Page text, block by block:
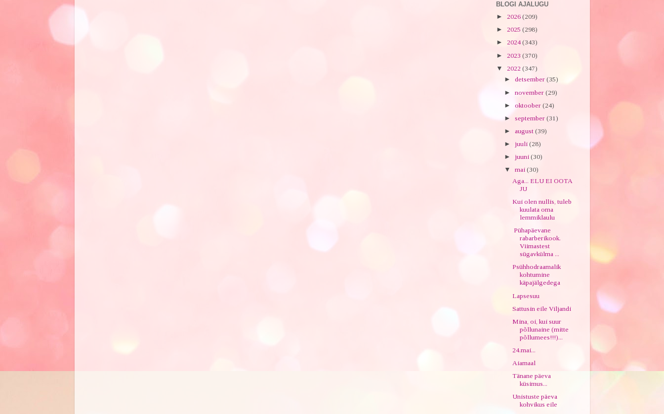
BLOGI AJALUGU
► 2026 (209)
► 2025 (298)
► 2024(343)
► 2023 (370)
▼ 2022 (347)
► detsember (35)
► november (29)
► oktoober (24)
► september (31)
► august (39)
► juuli (28)
► juuni (30)
▼ mai (30)
Aga... ELU EI OOTA
JU
Kui olen nullis, tuleb
kuulata oma
lemmiklaulu
Pühapäevane
rabarberikook.
Viimastest
sügavkülma ...
Psühhodraamalik
kohtumine
käpajälgedega
Lapsesuu
Sattusin eile Viljandi
Mina, oi, kui suur
põllunaine (mitte
põllumees!!!)...
24.mai...
Aiamaal
Tänane päeva
küsimus...
Unistuste päeva
kohvikus eile